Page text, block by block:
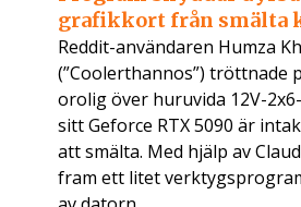
grafikkort från smälta
Reddit-användaren Humza
(”Coolerthannos”) tröttnade
orolig över huruvida 12V-
sitt Geforce RTX 5090 är
att smälta. Med hjälp av
fram ett litet